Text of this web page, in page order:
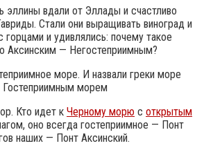
эллины вдали от Эллады и счастливо
Стали они выращивать виноград и
горцами и удивлялись: почему такое
Аксинским — Негостеприимным?
море. И назвали греки море
морем
Кто идет к Черному морю с открытым
оно всегда гостеприимное — Понт
наших — Понт Аксинский.